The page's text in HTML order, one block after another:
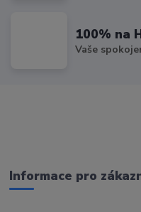
100% na
Vaše
Informace pro